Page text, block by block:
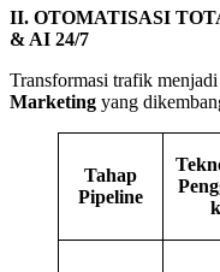
II. OTOMATISASI
& AI 24/7
Transformasi trafik
Marketing yang
Tahap
Pipeline
k